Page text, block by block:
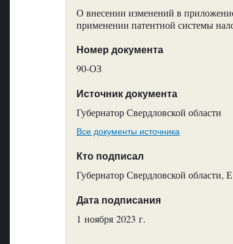
О внесении изменений в
применении патентной системы
Номер документа
90-ОЗ
Источник документа
Губернатор Свердловской области
Все документы источника
Кто подписал
Губернатор Свердловской области,
Дата подписания
1 ноября 2023 г.